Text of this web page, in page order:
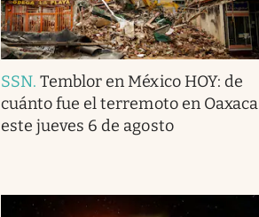
SSN.Temblor en México HOY: de
cuánto fue el terremoto en Oaxaca
este jueves 6 de agosto